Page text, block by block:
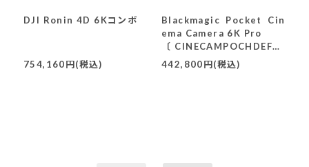
DJI Ronin 4D 6Kコンボ
754,160円(税込)
Blackmagic Pocket Cin
ema Camera 6K Pro
〔CINECAMPOCHDEF06
P〕
442,800円(税込)